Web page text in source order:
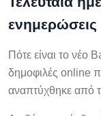
ενημερώσεις
Πότε είναι το νέο
δημοφιλές online
αναπτύχθηκε από